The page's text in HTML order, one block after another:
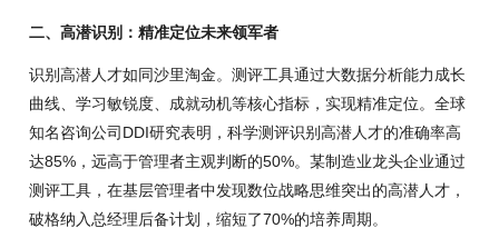
二、高潜识别：精准定位未来领军者
识别高潜人才如同沙里淘金。测评工具通过大数据分析能力成长
曲线、学习敏锐度、成就动机等核心指标，实现精准定位。全球
知名咨询公司DDI研究表明，科学测评识别高潜人才的准确率高
达85%，远高于管理者主观判断的50%。某制造业龙头企业通过
测评工具，在基层管理者中发现数位战略思维突出的高潜人才，
破格纳入总经理后备计划，缩短了70%的培养周期。